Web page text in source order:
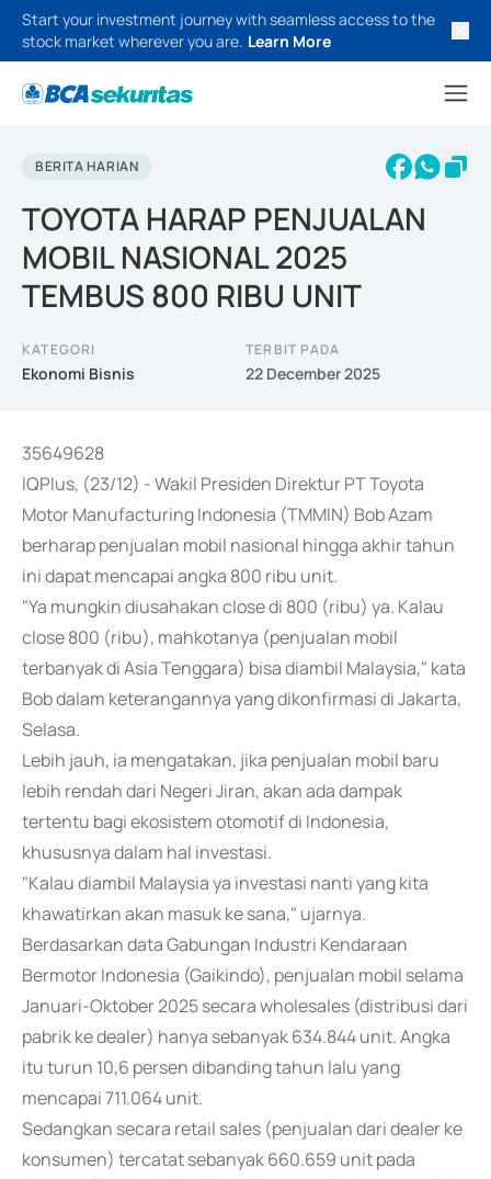
Start your investment journey with seamless access to the
stock market wherever you are. Learn More
BERITA HARIAN
TOYOTA HARAP PENJUALAN
MOBIL NASIONAL 2025
TEMBUS 800 RIBU UNIT
KATEGORI
Ekonomi Bisnis
TERBIT PADA
22 December 2025
35649628
IQPlus, (23/12) - Wakil Presiden Direktur PT Toyota
Motor Manufacturing Indonesia (TMMIN) Bob Azam
berharap penjualan mobil nasional hingga akhir tahun
ini dapat mencapai angka 800 ribu unit.
"Ya mungkin diusahakan close di 800 (ribu) ya. Kalau
close 800 (ribu), mahkotanya (penjualan mobil
terbanyak di Asia Tenggara) bisa diambil Malaysia," kata
Bob dalam keterangannya yang dikonfirmasi di Jakarta,
Selasa.
Lebih jauh, ia mengatakan, jika penjualan mobil baru
lebih rendah dari Negeri Jiran, akan ada dampak
tertentu bagi ekosistem otomotif di Indonesia,
khususnya dalam hal investasi.
"Kalau diambil Malaysia ya investasi nanti yang kita
khawatirkan akan masuk ke sana," ujarnya.
Berdasarkan data Gabungan Industri Kendaraan
Bermotor Indonesia (Gaikindo), penjualan mobil selama
Januari-Oktober 2025 secara wholesales (distribusi dari
pabrik ke dealer) hanya sebanyak 634.844 unit. Angka
itu turun 10,6 persen dibanding tahun lalu yang
mencapai 711.064 unit.
Sedangkan secara retail sales (penjualan dari dealer ke
konsumen) tercatat sebanyak 660.659 unit pada